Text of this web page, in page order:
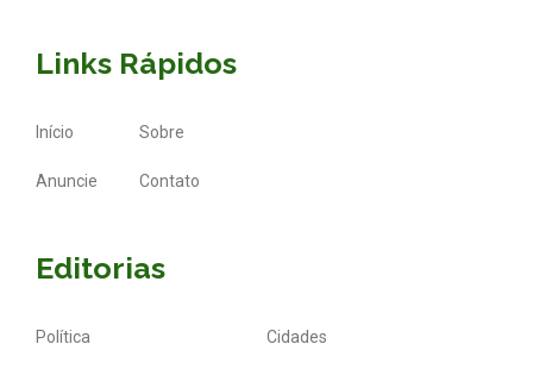
Links Rápidos
Início Sobre
Anuncie Contato
Editorias
Política Cidades